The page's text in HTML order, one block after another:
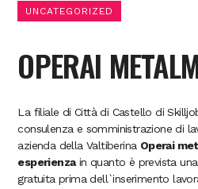
UNCATEGORIZED
OPERAI
La filiale di Città di Castello di
consulenza e somministrazione di
azienda della Valtiberina Operai
esperienzain quanto è prevista
gratuita prima dell`inserimento